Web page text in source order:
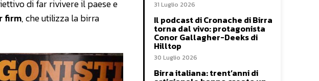
di far rivivere il paese e
firm, che utilizza la birra
31 Luglio 2026
Il podcast di Cronache di Birra
torna dal vivo: protagonista
Conor Gallagher-Deeks di
Hilltop
30 Luglio 2026
Birra italiana: trent’anni di